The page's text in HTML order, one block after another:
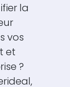
la
vos
et
?